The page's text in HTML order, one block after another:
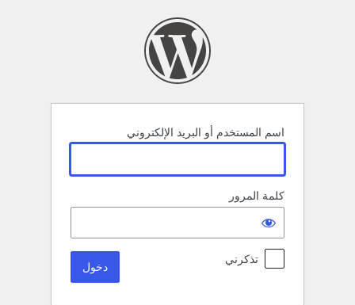
اسم المستخدم أو البريد الإلكتروني
كلمة المرور
تذكرني